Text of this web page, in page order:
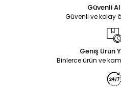
Güvenli
Güvenli ve kolay
Geniş Ürün
Binlerce ürün ve